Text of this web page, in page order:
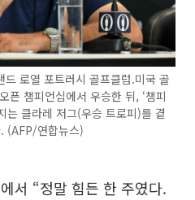
로열 포트러시 골프클럽.미국 골
픈 챔피언십에서 우승한 뒤, ‘챔피
는 클라레 저그(우승 트로피)를 곁
(AFP/연합뉴스)
서 “정말 힘든 한 주였다.